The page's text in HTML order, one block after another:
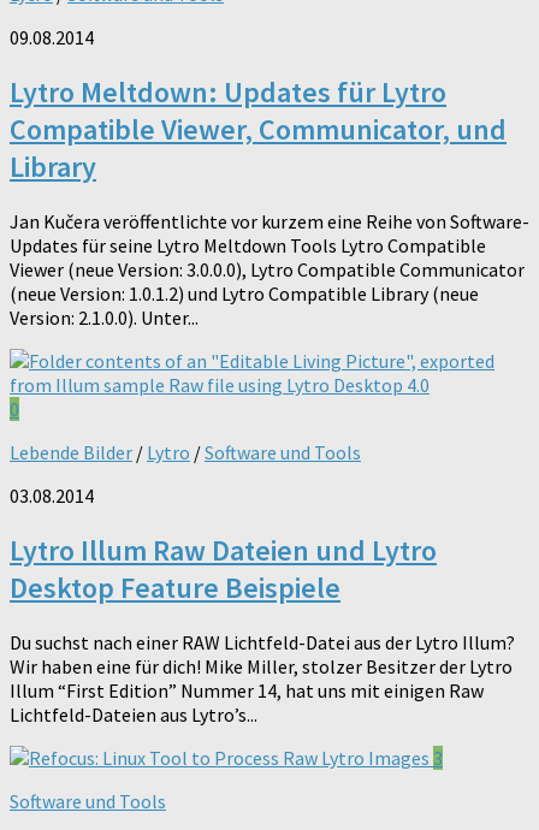
09.08.2014
Lytro Meltdown: Updates für Lytro
Compatible Viewer, Communicator, und
Library
Jan Kučera veröffentlichte vor kurzem eine Reihe von Software-
Updates für seine Lytro Meltdown Tools Lytro Compatible
Viewer (neue Version: 3.0.0.0), Lytro Compatible Communicator
(neue Version: 1.0.1.2) und Lytro Compatible Library (neue
Version: 2.1.0.0). Unter...
0
Lebende Bilder / Lytro /Software und Tools
03.08.2014
Lytro Illum Raw Dateien und Lytro
Desktop Feature Beispiele
Du suchst nach einer RAW Lichtfeld-Datei aus der Lytro Illum?
Wir haben eine für dich! Mike Miller, stolzer Besitzer der Lytro
Illum “First Edition” Nummer 14, hat uns mit einigen Raw
Lichtfeld-Dateien aus Lytro’s...
3
Software und Tools